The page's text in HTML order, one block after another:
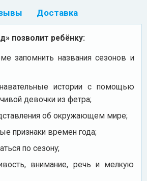
Доставка
позволит ребёнку:
запомнить названия сезонов и
истории с помощью
девочки из фетра;
об окружающем мире;
признаки времен года;
по сезону;
внимание, речь и мелкую